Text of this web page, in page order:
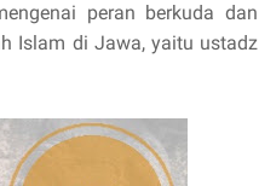
peran berkuda dan
Islam di Jawa, yaitu ustadz